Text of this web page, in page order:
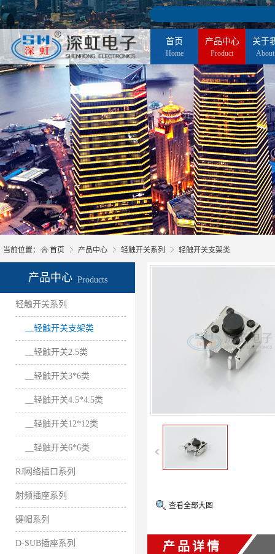
首页
Home
产品中心
Product
关于
当前位置： 首页 产品中心 轻触开关系列 轻触开关支架类
产品中心 Products
轻触开关系列
__轻触开关支架类
__轻触开关2.5类
__轻触开关3*6类
__轻触开关4.5*4.5类
__轻触开关12*12类
__轻触开关6*6类
RJ网络插口系列
射频插座系列
键帽系列
D-SUB插座系列
查看全部大图
产品详情